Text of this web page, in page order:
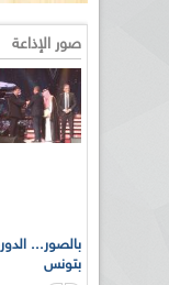
صور الإذاعة
بتونس